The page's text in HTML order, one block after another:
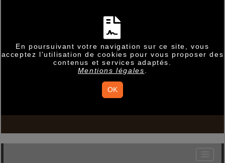
En poursuivant votre navigation sur ce site, vous
acceptez l'utilisation de cookies pour vous proposer des
contenus et services adaptés.
Mentions légales
OK